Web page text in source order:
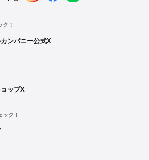
！
ンパニー公式X
ップX
ク！